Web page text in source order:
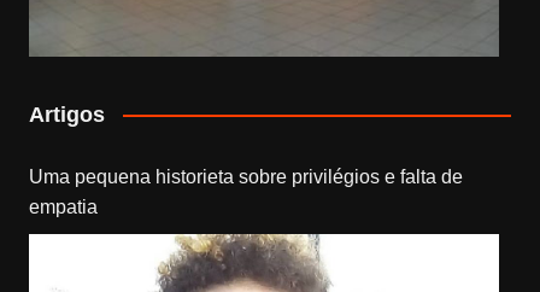
Artigos
Uma pequena historieta sobre privilégios e falta de
empatia